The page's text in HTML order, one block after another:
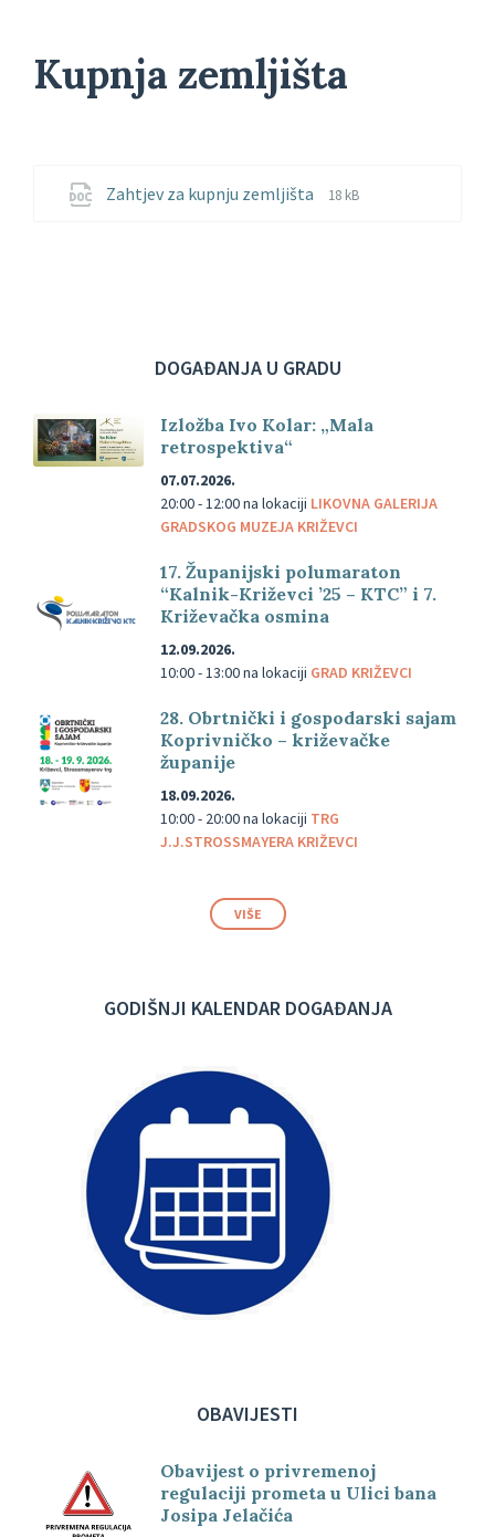
Kupnja zemljišta
Zahtjev za kupnju zemljišta
File
File
18 kB
DOGAĐANJA U GRADU
Izložba Ivo Kolar: „Mala
retrospektiva“
07.07.2026.
20:00 - 12:00na lokaciji LIKOVNA GALERIJA
GRADSKOG MUZEJA KRIŽEVCI
17. Županijski polumaraton
“Kalnik-Križevci ’25 – KTC” i 7.
Križevačka osmina
12.09.2026.
10:00 - 13:00na lokaciji GRAD KRIŽEVCI
28. Obrtnički i gospodarski sajam
Koprivničko – križevačke
županije
18.09.2026.
10:00 - 20:00na lokaciji TRG
J.J.STROSSMAYERA KRIŽEVCI
VIŠE
GODIŠNJI KALENDAR DOGAĐANJA
OBAVIJESTI
Obavijest o privremenoj
regulaciji prometa u Ulici bana
Josipa Jelačića